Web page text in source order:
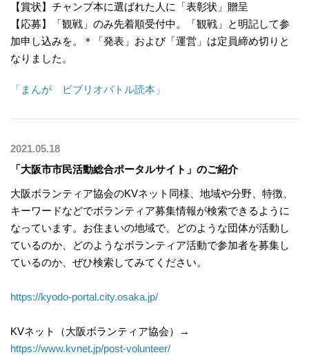
【賞状】チャンプ本に選ばれた人に「表彰状」贈呈
【応募】「観戦」のみ先着順受付中。「観戦」と明記して参
加申し込みを。＊「発表」および「運営」は定員締め切りと
なりました。
「まんが ビブリオバトル読本」
2021.05.18
「大阪市市民活動総合ポータルサイト」のご紹介
大阪ボランティア協会のKVネット同様、地域や分野、特徴、
キーワードなどでボランティア募集情報が検索できるように
なっています。お住まいの地域で、どのような団体が活動し
ているのか、どのようなボランティア活動で参加者を募集し
ているのか、ぜひ検索してみてください。
https://kyodo-portal.city.osaka.jp/
KVネット（大阪ボランティア協会）→
https://www.kvnet.jp/post-volunteer/